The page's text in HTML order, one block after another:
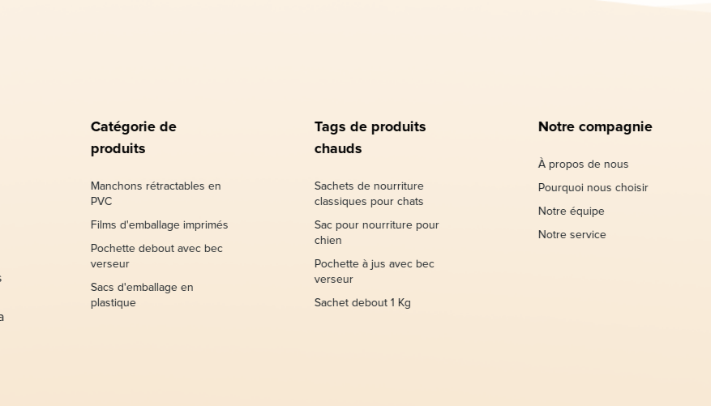
Catégorie de
produits
Manchons rétractables en
PVC
Films d'emballage imprimés
Pochette debout avec bec
verseur
Sacs d'emballage en
plastique
Tags de produits
chauds
Sachets de nourriture
classiques pour chats
Sac pour nourriture pour
chien
Pochette à jus avec bec
verseur
Sachet debout 1 Kg
Notre compagnie
À propos de nous
Pourquoi nous choisir
Notre équipe
Notre service